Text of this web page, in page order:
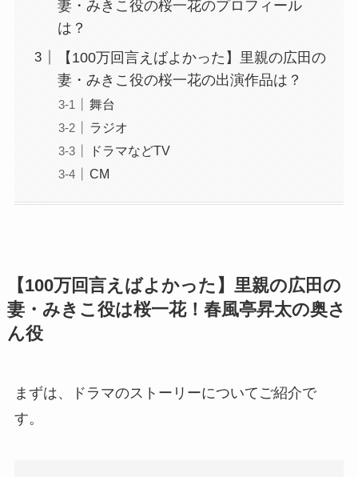
妻・みきこ役の桜一花のプロフィール
は？
【100万回言えばよかった】里親の広田の
妻・みきこ役の桜一花の出演作品は？
舞台
ラジオ
ドラマなどTV
CM
【100万回言えばよかった】里親の広田の
妻・みきこ役は桜一花！春風亭昇太の奥さ
ん役
まずは、ドラマのストーリーについてご紹介で
す。